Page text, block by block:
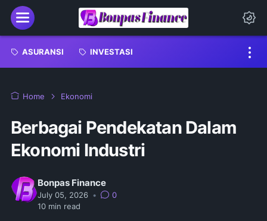
Menu
ASURANSI INVESTASI
Home Ekonomi
Berbagai Pendekatan Dalam
Ekonomi Industri
Bonpas Finance
July 05, 2026 •
0
10 min read